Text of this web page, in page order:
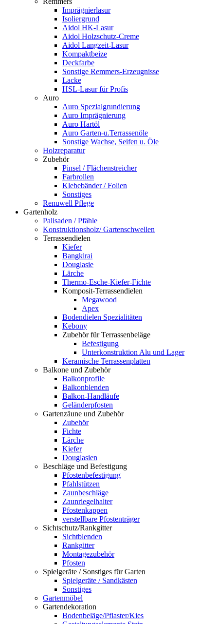
Imprägnierlasur
Isoliergrund
Aidol HK-Lasur
Aidol Holzschutz-Creme
Aidol Langzeit-Lasur
Kompaktbeize
Deckfarbe
Sonstige Remmers-Erzeugnisse
Lacke
HSL-Lasur für Profis
Auro
Auro Spezialgrundierung
Auro Imprägnierung
Auro Hartöl
Auro Garten-u.Terrassenöle
Sonstige Wachse, Seifen u. Öle
Holzreparatur
Zubehör
Pinsel / Flächenstreicher
Farbrollen
Klebebänder / Folien
Sonstiges
Renuwell Pflege
Gartenholz
Palisaden / Pfähle
Konstruktionsholz/ Gartenschwellen
Terrassendielen
Kiefer
Bangkirai
Douglasie
Lärche
Thermo-Esche-Kiefer-Fichte
Komposit-Terrassendielen
Megawood
Apex
Bodendielen Spezialitäten
Kebony
Zubehör für Terrassenbeläge
Befestigung
Unterkonstruktion Alu und Lager
Keramische Terrassenplatten
Balkone und Zubehör
Balkonprofile
Balkonblenden
Balkon-Handläufe
Geländerpfosten
Gartenzäune und Zubehör
Zubehör
Fichte
Lärche
Kiefer
Douglasien
Beschläge und Befestigung
Pfostenbefestigung
Pfahlstützen
Zaunbeschläge
Zaunriegelhalter
Pfostenkappen
verstellbare Pfostenträger
Sichtschutz/Rankgitter
Sichtblenden
Rankgitter
Montagezubehör
Pfosten
Spielgeräte / Sonstiges für Garten
Spielgeräte / Sandkästen
Sonstiges
Gartenmöbel
Gartendekoration
Bodenbeläge/Pflaster/Kies